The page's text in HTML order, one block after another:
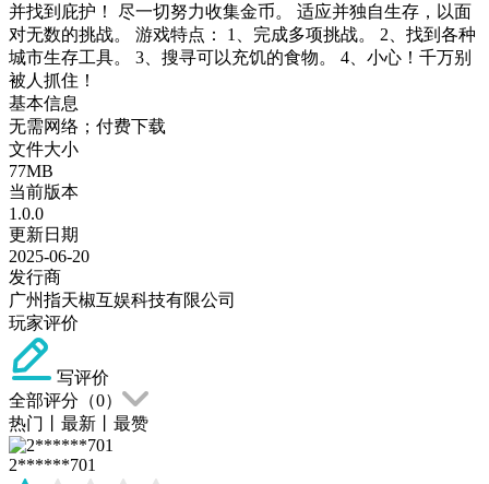
并找到庇护！ 尽一切努力收集金币。 适应并独自生存，以面
对无数的挑战。 游戏特点： 1、完成多项挑战。 2、找到各种
城市生存工具。 3、搜寻可以充饥的食物。 4、小心！千万别
被人抓住！
基本信息
无需网络；付费下载
文件大小
77MB
当前版本
1.0.0
更新日期
2025-06-20
发行商
广州指天椒互娱科技有限公司
玩家评价
写评价
全部评分（0）
热门
最新 最赞
2******701